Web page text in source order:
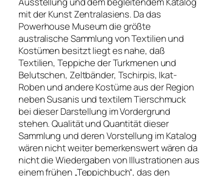
mit der Kunst Zentralasiens. Da das
Powerhouse Museum die größte
australische Sammlung von Textilien und
Kostümen besitzt liegt es nahe, daß
Textilien, Teppiche der Turkmenen und
Belutschen, Zeltbänder, Tschirpis, Ikat-
Roben und andere Kostüme aus der Region
neben Susanis und textilem Tierschmuck
bei dieser Darstellung im Vordergrund
stehen. Qualität und Quantität dieser
Sammlung und deren Vorstellung im Katalog
wären nicht weiter bemerkenswert wären da
nicht die Wiedergaben von Illustrationen aus
einem frühen „Teppichbuch“, das den